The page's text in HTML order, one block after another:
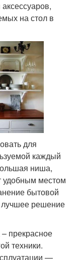
на стол в
для
каждый
ниша,
удобным местом
бытовой
лучшее решение
прекрасное
техники.
—